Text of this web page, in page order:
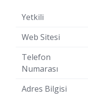
Yetkili
Web Sitesi
Telefon
Numarası
Adres Bilgisi